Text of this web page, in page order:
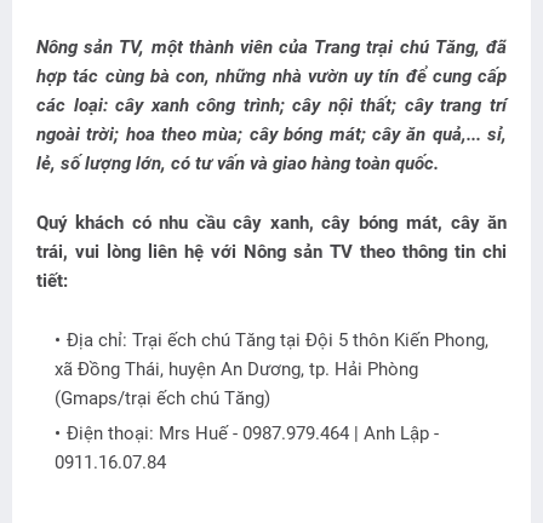
Nông sản TV, một thành viên của Trang trại chú Tăng, đã
hợp tác cùng bà con, những nhà vườn uy tín để cung cấp
các loại: cây xanh công trình; cây nội thất; cây trang trí
ngoài trời; hoa theo mùa; cây bóng mát; cây ăn quả,... sỉ,
lẻ, số lượng lớn, có tư vấn và giao hàng toàn quốc.
Quý khách có nhu cầu cây xanh, cây bóng mát, cây ăn
trái, vui lòng liên hệ với Nông sản TV theo thông tin chi
tiết:
Địa chỉ: Trại ếch chú Tăng tại Đội 5 thôn Kiến Phong,
xã Đồng Thái, huyện An Dương, tp. Hải Phòng
(Gmaps/trại ếch chú Tăng)
Điện thoại: Mrs Huế - 0987.979.464 | Anh Lập -
0911.16.07.84